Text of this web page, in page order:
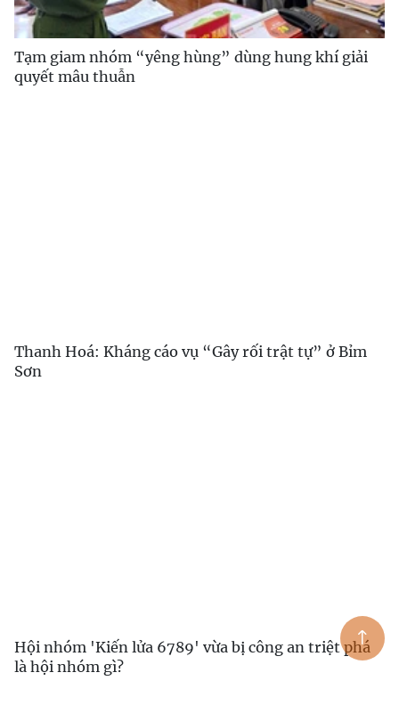
Tạm giam nhóm “yêng hùng” dùng hung khí giải
quyết mâu thuẫn
Thanh Hoá: Kháng cáo vụ “Gây rối trật tự” ở Bỉm
Sơn
Hội nhóm 'Kiến lửa 6789' vừa bị công an triệt phá
là hội nhóm gì?